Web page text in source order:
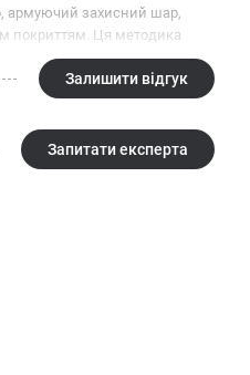
армуючий захисний шар,
покриттям. Ця методика
Залишити відгук
Запитати експерта